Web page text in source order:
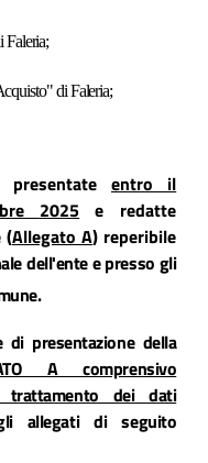
Faleria;
di Faleria;
presentateentro il
2025 e redatte
(Allegato A) reperibile
dell'entee presso gli
presentazione della
A comprensivo
trattamento dei dati
allegati di seguito